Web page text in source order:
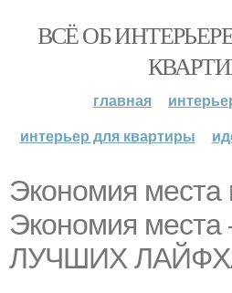
ВСЁ ОБ
главная
интерьер для квартиры
Экономия места
Экономия места
ЛУЧШИХ